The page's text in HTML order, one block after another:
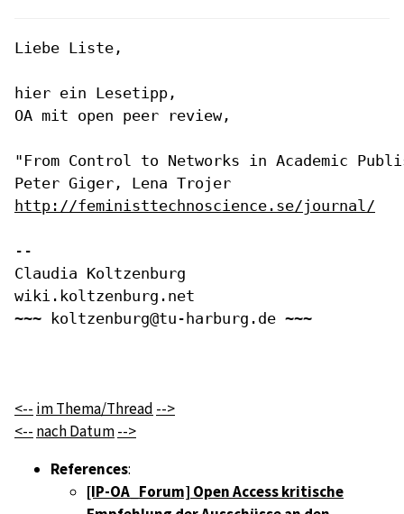
Liebe Liste,
hier ein Lesetipp,
OA mit open peer review,
"From Control to Networks in Academic
http://feministtechnoscience.se/journal/
--
Claudia Koltzenburg
wiki.koltzenburg.net
~~~ koltzenburg@tu-harburg.de ~~~
<-- im Thema/Thread -->
<-- nach Datum-->
References:
[IP-OA_Forum] Open Access kritische